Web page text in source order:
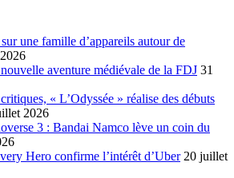
une famille d’appareils autour de
aventure médiévale de la FDJ 31
« L’Odyssée » réalise des débuts
2026
3 : Bandai Namco lève un coin du
Hero confirme l’intérêt d’Uber 20 juillet